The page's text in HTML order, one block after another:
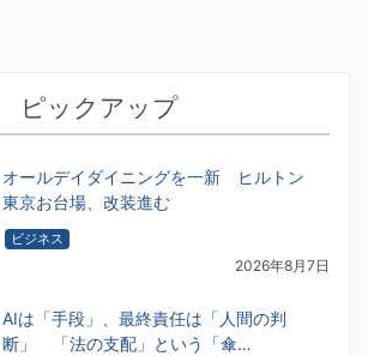
ピックアップ
オールデイダイニングを一新 ヒルトン
東京お台場、改装進む
ビジネス
2026年8月7日
AIは「手段」、最終責任は「人間の判
断」 「法の支配」という「傘…